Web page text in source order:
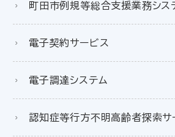
町田市例規等総合支援業務シス
電子契約サービス
電子調達システム
認知症等行方不明高齢者探索サ